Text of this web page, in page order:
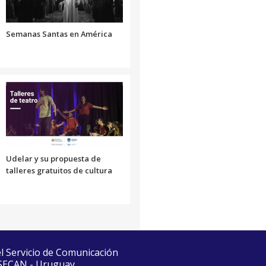
volumen.
Semanas Santas en América
Udelar y su propuesta de
talleres gratuitos de cultura
de Comunicación